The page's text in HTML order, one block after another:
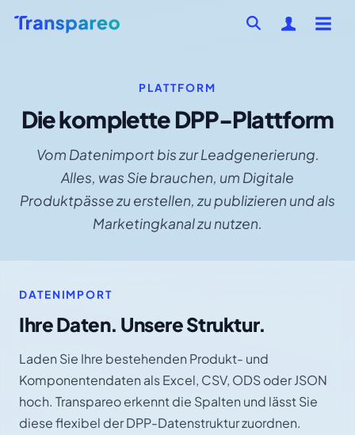
PLATTFORM
Die komplette DPP-Plattform
Vom Datenimport bis zur Leadgenerierung.
Alles, was Sie brauchen, um Digitale
Produktpässe zu erstellen, zu publizieren und als
Marketingkanal zu nutzen.
DATENIMPORT
Ihre Daten. Unsere Struktur.
Laden Sie Ihre bestehenden Produkt- und
Komponentendaten als Excel, CSV, ODS oder JSON
hoch. Transpareo erkennt die Spalten und lässt Sie
diese flexibel der DPP-Datenstruktur zuordnen.